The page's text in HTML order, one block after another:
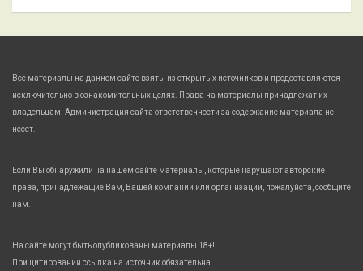
Все материалы на данном сайте взяты из открытых источников и предоставляются
исключительно в ознакомительных целях. Права на материалы принадлежат их
владельцам. Администрация сайта ответственности за содержание материала не
несет.
Если Вы обнаружили на нашем сайте материалы, которые нарушают авторские
права, принадлежащие Вам, Вашей компании или организации, пожалуйста, сообщите
нам.
На сайте могут быть опубликованы материалы 18+!
При цитировании ссылка на источник обязательна.